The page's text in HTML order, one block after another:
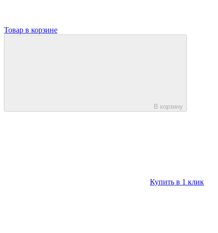
Товар в корзине
В корзину
Купить в 1 клик